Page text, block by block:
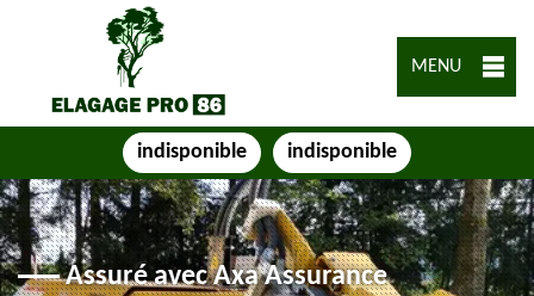
MENU
indisponible indisponible
Assuré avec Axa Assurance